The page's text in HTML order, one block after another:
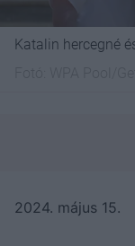
Katalin hercegné
2024. május 15.